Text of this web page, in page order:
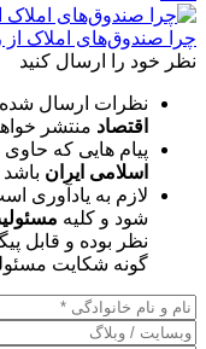
چرا صندوق‌های املاک
نظر خود را ارسال کنید
نظرات ارسال
اقتصاد منتشر
پیام هایی که حاوی
اسلامی ایران
لازم به
شود و کلیه
نظر بوده و قابل
گونه شکایت